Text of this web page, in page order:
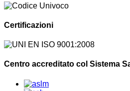
Certificazioni
Centro accreditato col Sistema